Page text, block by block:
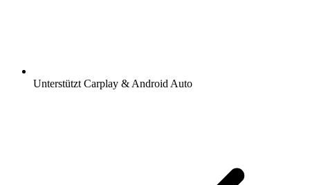
Unterstützt Carplay & Android Auto